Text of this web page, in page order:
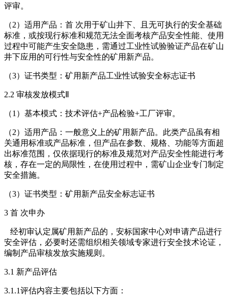
评审。
（2）适用产品：首 次用于矿山井下、且无可执行的安全基础
标准，或按现行标准和规范无法全面考核产品安全性能、使用
过程中可能产生安全隐患，需通过工业性试验验证产品在矿山
井下应用的可行性与安全性的矿用新产品。
（3）证书类型：矿用新产品工业性试验安全标志证书
2.2 审核发放模式Ⅱ
（1）基本模式：技术评估+产品检验+工厂评审。
（2）适用产品：一般意义上的矿用新产品。此类产品虽有相
关通用标准或产品标准，但产品在参数、规格、功能等方面超
出标准范围，仅依据现行的标准及规范对产品安全性能进行考
核，存在一定的局限性，在使用过程中，需矿山企业专门制定
安全措施。
（3）证书类型：矿用新产品安全标志证书
3 首 次申办
经初审认定属矿用新产品的，安标国家中心对申请产品进行
安全评估，必要时还需组织相关领域专家进行安全技术论证，
编制产品审核发放实施规则。
3.1 新产品评估
3.1.1评估内容主要包括以下方面：